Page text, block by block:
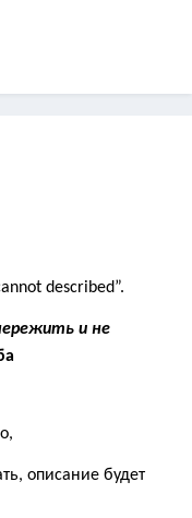
described”.
и не
описание будет